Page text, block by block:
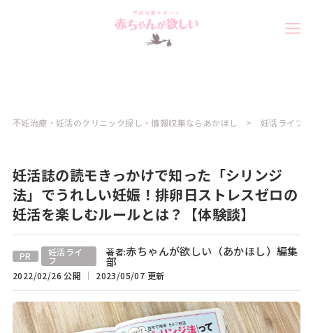
不妊治療・妊活のクリニック探し・情報収集ならあかほし 妊活ライフ
妊活誌の読モきっかけで知った「シリンジ
法」でうれしい妊娠！排卵日ストレスゼロの
妊活を楽しむルールとは？【体験談】
PR 妊活ライ
フ
著者:赤ちゃんが欲しい（あかほし）編集
部
2022/02/26 公開 2023/05/07 更新